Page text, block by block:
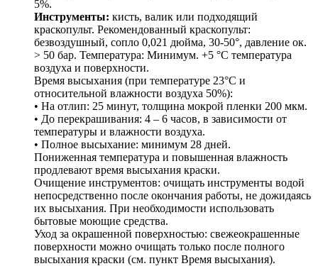
5%.
Инструменты: кисть, валик или подходящий
краскопульт. Рекомендованный краскопульт:
безвоздушный, сопло 0,021 дюйма, 30-50°, давление ок.
> 50 бар. Температура: Минимум. +5 °C температура
воздуха и поверхности.
Время высыхания (при температуре 23°С и
относительной влажности воздуха 50%):
• На отлип: 25 минут, толщина мокрой пленки 200 мкм.
• До перекрашивания: 4 – 6 часов, в зависимости от
температуры и влажности воздуха.
• Полное высыхание: минимум 28 дней.
Пониженная температура и повышенная влажность
продлевают время высыхания краски.
Очищение инструментов: очищать инструменты водой
непосредственно после окончания работы, не дожидаясь
их высыхания. При необходимости использовать
бытовые моющие средства.
Уход за окрашенной поверхностью: свежеокрашенные
поверхности можно очищать только после полного
высыхания краски (см. пункт Время высыхания).